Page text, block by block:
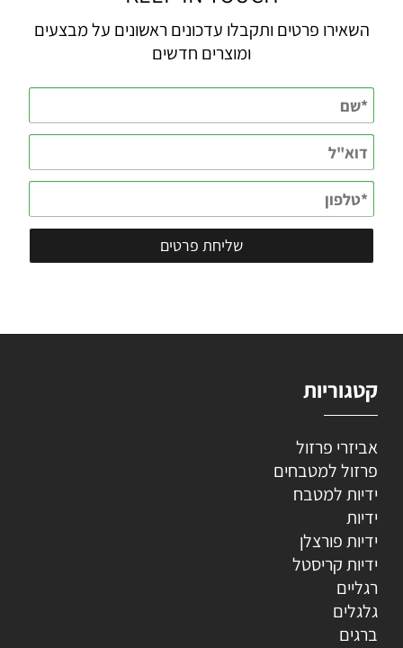
השאירו פרטים ותקבלו עדכונים ראשונים על מבצעים
ומוצרים חדשים
קטגוריות
אביזרי פרזול
פרזול למטבחים
ידיות למטבח
ידיות
ידיות פורצלן
ידיות קריסטל
רגליים
גלגלים
ברגים